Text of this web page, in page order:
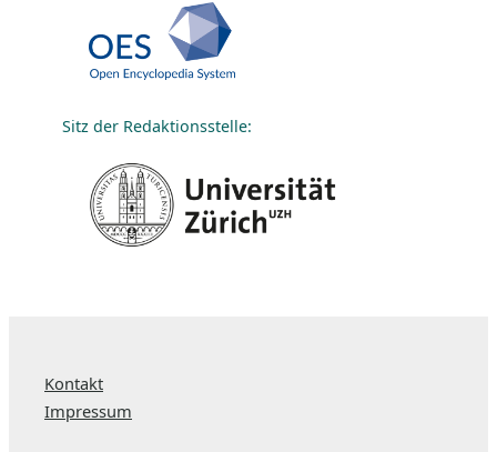
Sitz der Redaktionsstelle:
Kontakt
Impressum